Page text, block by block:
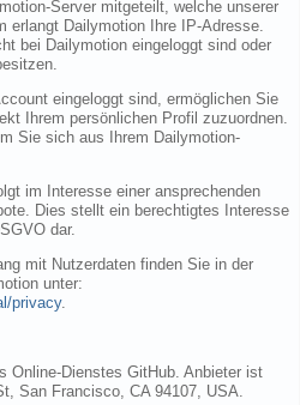
Server mitgeteilt, welche unserer
erlangt Dailymotion Ihre IP-Adresse.
bei Dailymotion eingeloggt sind oder
eingeloggt sind, ermöglichen Sie
Ihrem persönlichen Profil zuzuordnen.
Sie sich aus Ihrem Dailymotion-
im Interesse einer ansprechenden
Dies stellt ein berechtigtes Interesse
dar.
mit Nutzerdaten finden Sie in der
unter:
privacy.
Online-Dienstes GitHub. Anbieter ist
San Francisco, CA 94107, USA.